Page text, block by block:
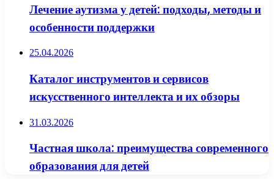
Лечение аутизма у детей: подходы, методы и
особенности поддержки
25.04.2026
Каталог инструментов и сервисов
искусственного интеллекта и их обзоры
31.03.2026
Частная школа: преимущества современного
образования для детей